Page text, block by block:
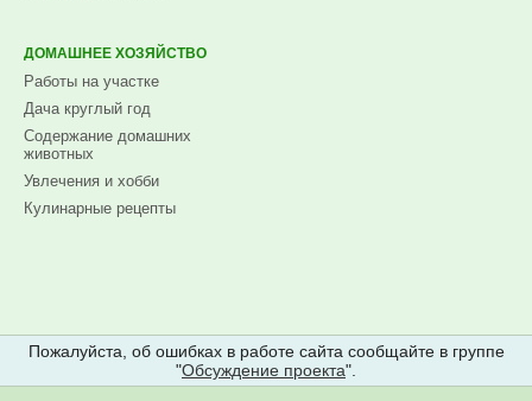
ДОМАШНЕЕ ХОЗЯЙСТВО
Работы на участке
Дача круглый год
Содержание домашних
животных
Увлечения и хобби
Кулинарные рецепты
Пожалуйста, об ошибках в работе сайта сообщайте в группе
"Обсуждение проекта".